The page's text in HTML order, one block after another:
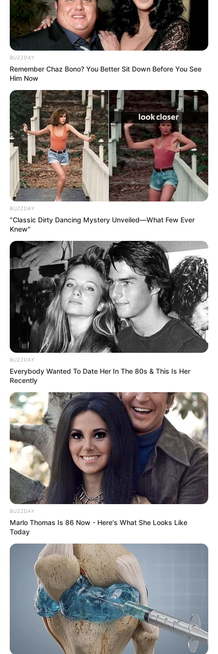
Beginn: 06.09.2026 10:00 Uhr
Ende: 06.09.2026 17:00 Uhr
Weitere Informationen:www.facebook.com/events/9
HEAVEN 17 - „ELECTRONICALLY YOURS“ Tour
HEAVEN 17 bringen im November 2026 ihren
legendären Synth-Pop-Sound live nach
Deutschland! Seit über vier Jahrzehnten steht die
Band für intelligenten Elektro-Pop,
gesellschaftskritische Texte und tanzbare Grooves.
Gegründet von Martyn Ware (Ex-The Human
League), schuf die Band mit ihr...mehr
Stadt/Ort: Bochum
Beginn: 15.11.2026 19:00 Uhr
Ende: 15.11.2026 21:00 Uhr
Weitere Informationen:www.lb-events.de/de/verans
t...
Hotels in der Nähe dieser Sehenswürdigkeit in
Essen:
Hotels in Essen auf Hotelseiten suchen und
Puzzle von hier DB Tickets
Bilder von Sehenswürdigkeiten mit touristischen
Informationen über Essen:
Weitere Informationen über Essen im Internet:
www.essen.de
de.wikipedia.org/wiki/Essen
Ausflugsziele, Sehenswürdigkeiten,
BUZZDAY
Remember Chaz Bono? You Better Sit Down Before You See
Him Now
BUZZDAY
“Classic Dirty Dancing Mystery Unveiled—What Few Ever
Knew"
BUZZDAY
Everybody Wanted To Date Her In The 80s & This Is Her
Recently
BUZZDAY
Marlo Thomas Is 86 Now - Here's What She Looks Like
Today